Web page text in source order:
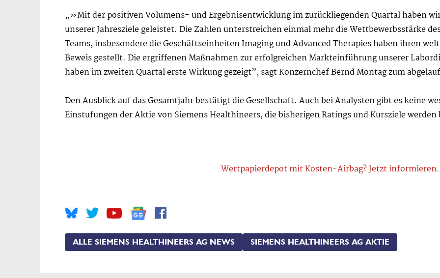
„»Mit der positiven Volumens- und Ergebnisentwicklung im zurückliegenden Quartal haben
unserer Jahresziele geleistet. Die Zahlen unterstreichen einmal mehr die Wettbewerbsstärke
Teams, insbesondere die Geschäftseinheiten Imaging und Advanced Therapies haben ihren
Beweis gestellt. Die ergriffenen Maßnahmen zur erfolgreichen Markteinführung unserer
haben im zweiten Quartal erste Wirkung gezeigt”, sagt Konzernchef Bernd Montag zum
Den Ausblick auf das Gesamtjahr bestätigt die Gesellschaft. Auch bei Analysten gibt es keine
Einstufungen der Aktie von Siemens Healthineers, die bisherigen Ratings und Kursziele
Wertpapierdepot mit Kosten-Airbag? Jetzt informieren.
ALLE SIEMENS HEALTHINEERS AG NEWS SIEMENS HEALTHINEERS AG AKTIE